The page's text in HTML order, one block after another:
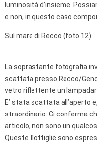
luminosità d’insieme.
e non, in questo caso
Sul mare di Recco (foto 12)
La soprastante fotografia
scattata presso Recco/
vetro riflettente un
E’ stata scattata all’aperto
straordinario. Ci conferma
articolo, non sono un
Queste flottiglie sono